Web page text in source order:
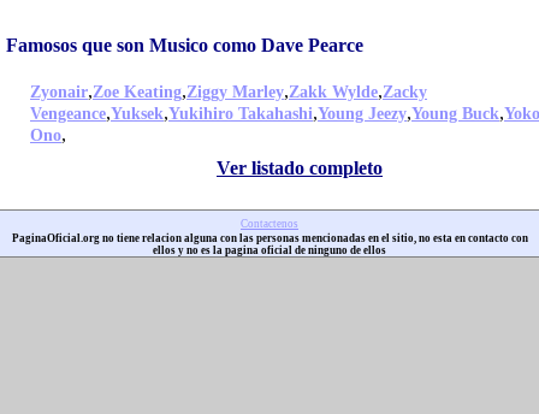
Famosos que son Musico como Dave Pearce
Zyonair,Zoe Keating,Ziggy Marley,Zakk Wylde,Zacky
Vengeance,Yuksek,Yukihiro Takahashi,Young Jeezy,Young Buck,Yoko
Ono,
Ver listado completo
Contactenos
PaginaOficial.org no tiene relacion alguna con las personas mencionadas en el sitio, no esta en contacto con
ellos y no es la pagina oficial de ninguno de ellos